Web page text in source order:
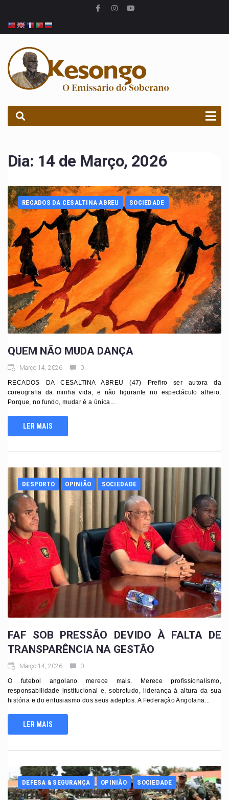
Dia: 14 de Março, 2026
RECADOS DA CESALTINA ABREU SOCIEDADE
QUEM NÃO MUDA DANÇA
Março 14, 2026 0
RECADOS DA CESALTINA ABREU (47) Prefiro ser autora da
coreografia da minha vida, e não figurante no espectáculo alheio.
Porque, no fundo, mudar é a única...
LER MAIS
DESPORTO OPINIÃO SOCIEDADE
FAF SOB PRESSÃO DEVIDO À FALTA DE
TRANSPARÊNCIA NA GESTÃO
Março 14, 2026 0
O futebol angolano merece mais. Merece profissionalismo,
responsabilidade institucional e, sobretudo, liderança à altura da sua
história e do entusiasmo dos seus adeptos. A Federação Angolana...
LER MAIS
DEFESA & SEGURANÇA OPINIÃO SOCIEDADE
PROCURAR